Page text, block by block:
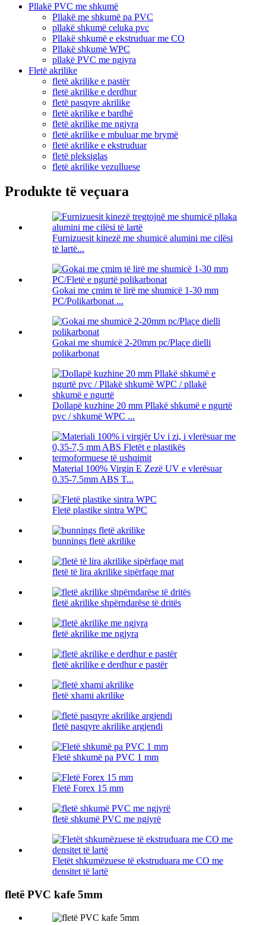
Pllakë PVC me shkumë
Pllakë me shkumë pa PVC
pllakë shkumë celuka pvc
Pllakë shkumë e ekstruduar me CO
Pllakë shkumë WPC
pllakë PVC me ngjyra
Fletë akrilike
fletë akrilike e pastër
fletë akrilike e derdhur
fletë pasqyre akrilike
fletë akrilike e bardhë
fletë akrilike me ngjyra
fletë akrilike e mbuluar me brymë
fletë akrilike e ekstruduar
fletë pleksiglas
fletë akrilike vezulluese
Produkte të veçuara
Furnizuesit kinezë me shumicë alumini me cilësi
të lartë...
Gokai me çmim të lirë me shumicë 1-30 mm
PC/Polikarbonat ...
Gokai me shumicë 2-20mm pc/Plaçe dielli
polikarbonat
Dollapë kuzhine 20 mm Pllakë shkumë e ngurtë
pvc / shkumë WPC ...
Material 100% Virgin E Zezë UV e vlerësuar
0.35-7.5mm ABS T...
Fletë plastike sintra WPC
bunnings fletë akrilike
fletë të lira akrilike sipërfaqe mat
fletë akrilike shpërndarëse të dritës
fletë akrilike me ngjyra
fletë akrilike e derdhur e pastër
fletë xhami akrilike
fletë pasqyre akrilike argjendi
Fletë shkumë pa PVC 1 mm
Fletë Forex 15 mm
fletë shkumë PVC me ngjyrë
Fletët shkumëzuese të ekstruduara me CO me
densitet të lartë
fletë PVC kafe 5mm